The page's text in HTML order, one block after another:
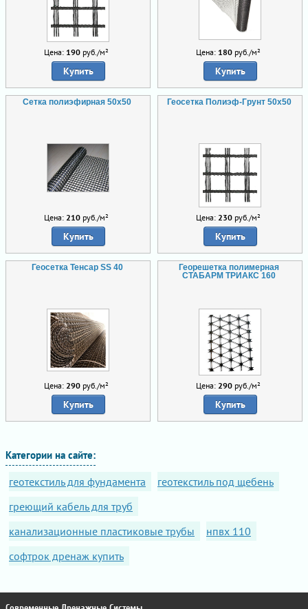
Цена: 190 руб./м²
Купить
Цена: 180 руб./м²
Купить
Сетка полиэфирная 50х50
Цена: 210 руб./м²
Купить
Геосетка Полиэф-Грунт 50х50
Цена: 230 руб./м²
Купить
Геосетка Тенсар SS 40
Цена: 290 руб./м²
Купить
Георешетка полимерная
СТАБАРМ ТРИАКС 160
Цена: 290 руб./м²
Купить
Категории на сайте:
геотекстиль для фундамента
геотекстиль под щебень
греющий кабель для труб
канализационные пластиковые трубы
нпвх 110
софтрок дренаж купить